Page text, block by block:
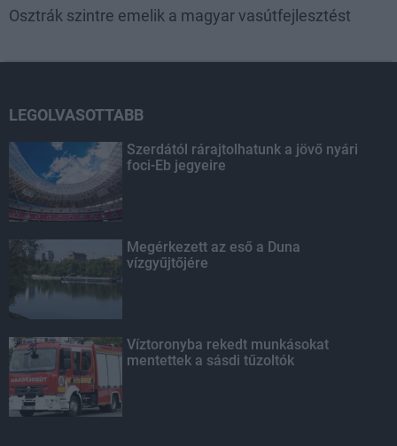
Osztrák szintre emelik a magyar vasútfejlesztést
LEGOLVASOTTABB
Szerdától rárajtolhatunk a jövő nyári
foci-Eb jegyeire
Megérkezett az eső a Duna
vízgyűjtőjére
Víztoronyba rekedt munkásokat
mentettek a sásdi tűzoltók